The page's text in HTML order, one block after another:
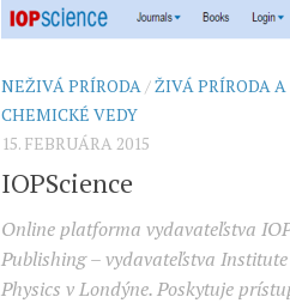
NEŽIVÁ PRÍRODA /ŽIVÁ PRÍRODA A
CHEMICKÉ VEDY
15. FEBRUÁRA 2015
IOPScience
Online platforma vydavateľstva
Publishing – vydavateľstva
Physics v Londýne. Poskytuje